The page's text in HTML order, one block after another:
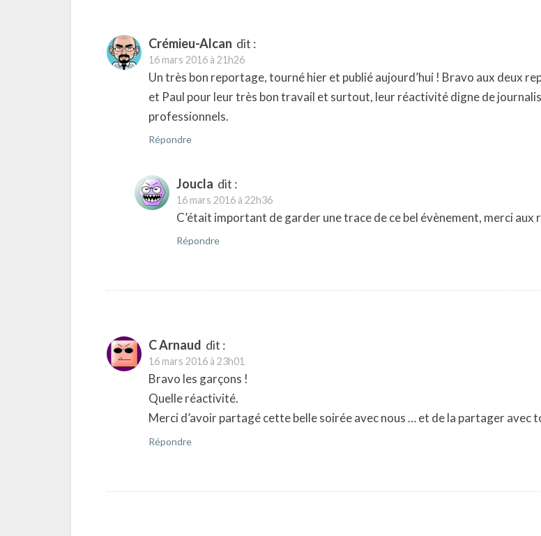
Crémieu-Alcan dit :
16 mars 2016 à 21h26
Un très bon reportage, tourné hier et publié aujourd’hui ! Bravo aux deux
et Paul pour leur très bon travail et surtout, leur réactivité digne de
professionnels.
Répondre
Joucla dit :
16 mars 2016 à 22h36
C’était important de garder une trace de ce bel évènement, merci aux
Répondre
C Arnaud dit :
16 mars 2016 à 23h01
Bravo les garçons !
Quelle réactivité.
Merci d’avoir partagé cette belle soirée avec nous … et de la partager avec
Répondre